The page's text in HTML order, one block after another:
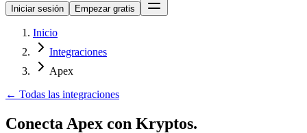
Iniciar sesión Empezar gratis
Inicio
Integraciones
Apex
← Todas las integraciones
Conecta Apex con Kryptos.